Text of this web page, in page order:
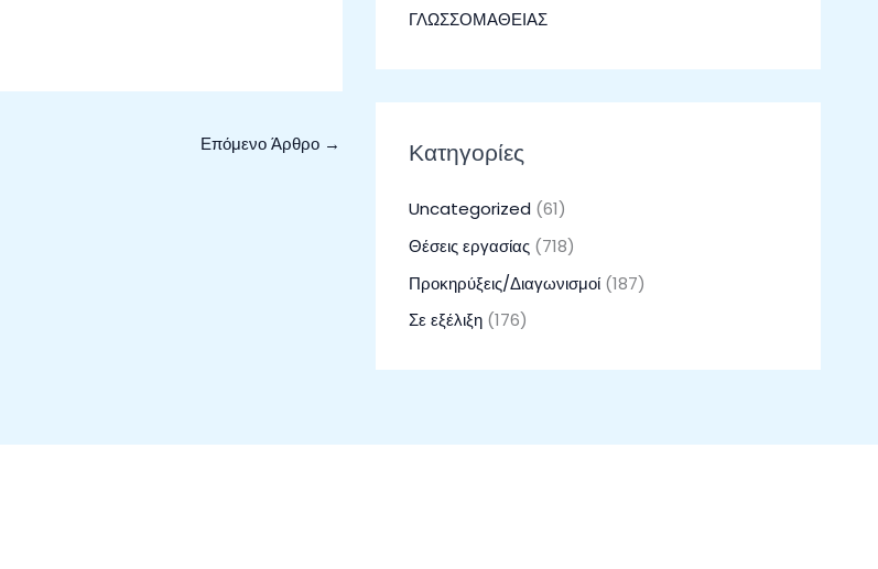
Επόμενο Άρθρο →
ΓΛΩΣΣΟΜΑΘΕΙΑΣ
Κατηγορίες
Uncategorized (61)
Θέσεις εργασίας (718)
Προκηρύξεις/Διαγωνισμοί (187)
Σε εξέλιξη (176)